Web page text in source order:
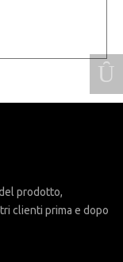
prodotto,
clienti prima e dopo